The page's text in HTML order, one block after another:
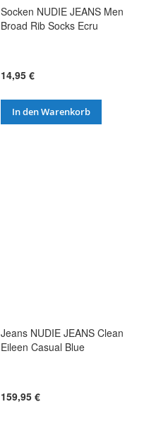
Socken NUDIE JEANS Men
Broad Rib Socks Ecru
14,95 €
In den Warenkorb
Jeans NUDIE JEANS Clean
Eileen Casual Blue
159,95 €